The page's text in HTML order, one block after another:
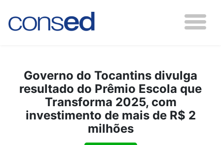
Governo do Tocantins divulga
resultado do Prêmio Escola que
Transforma 2025, com
investimento de mais de R$ 2
milhões